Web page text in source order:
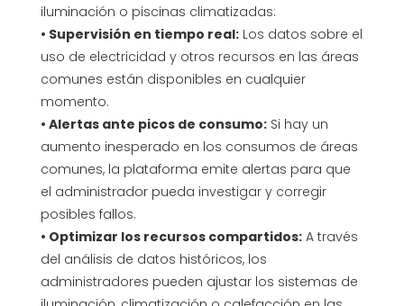
iluminación o piscinas climatizadas:
• Supervisión en tiempo real:Los datos sobre el
uso de electricidad y otros recursos en las áreas
comunes están disponibles en cualquier
momento.
• Alertas ante picos de consumo:Si hay un
aumento inesperado en los consumos de áreas
comunes, la plataforma emite alertas para que
el administrador pueda investigar y corregir
posibles fallos.
• Optimizar los recursos compartidos:A través
del análisis de datos históricos, los
administradores pueden ajustar los sistemas de